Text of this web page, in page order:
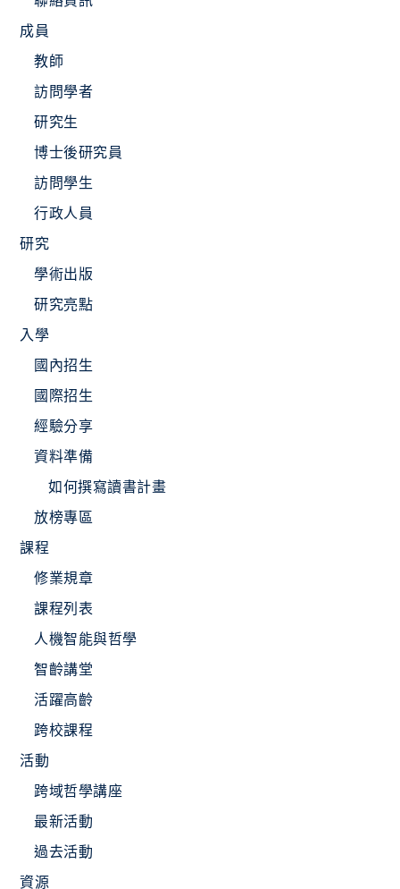
成員
教師
訪問學者
研究生
博士後研究員
訪問學生
行政人員
研究
學術出版
研究亮點
入學
國內招生
國際招生
經驗分享
資料準備
如何撰寫讀書計畫
放榜專區
課程
修業規章
課程列表
人機智能與哲學
智齡講堂
活躍高齡
跨校課程
活動
跨域哲學講座
最新活動
過去活動
資源